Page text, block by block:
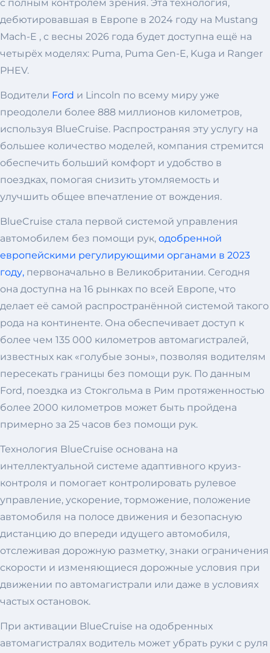
с полным контролем зрения. Эта технология,
дебютировавшая в Европе в 2024 году на Mustang
Mach-E , с весны 2026 года будет доступна ещё на
четырёх моделях: Puma, Puma Gen-E, Kuga и Ranger
PHEV.
Водители Ford и Lincoln по всему миру уже
преодолели более 888 миллионов километров,
используя BlueCruise. Распространяя эту услугу на
большее количество моделей, компания стремится
обеспечить больший комфорт и удобство в
поездках, помогая снизить утомляемость и
улучшить общее впечатление от вождения.
BlueCruise стала первой системой управления
автомобилем без помощи рук, одобренной
европейскими регулирующими органами в 2023
году, первоначально в Великобритании. Сегодня
она доступна на 16 рынках по всей Европе, что
делает её самой распространённой системой такого
рода на континенте. Она обеспечивает доступ к
более чем 135 000 километров автомагистралей,
известных как «голубые зоны», позволяя водителям
пересекать границы без помощи рук. По данным
Ford, поездка из Стокгольма в Рим протяженностью
более 2000 километров может быть пройдена
примерно за 25 часов без помощи рук.
Технология BlueCruise основана на
интеллектуальной системе адаптивного круиз-
контроля и помогает контролировать рулевое
управление, ускорение, торможение, положение
автомобиля на полосе движения и безопасную
дистанцию ​​до впереди идущего автомобиля,
отслеживая дорожную разметку, знаки ограничения
скорости и изменяющиеся дорожные условия при
движении по автомагистрали или даже в условиях
частых остановок.
При активации BlueCruise на одобренных
автомагистралях водитель может убрать руки с руля